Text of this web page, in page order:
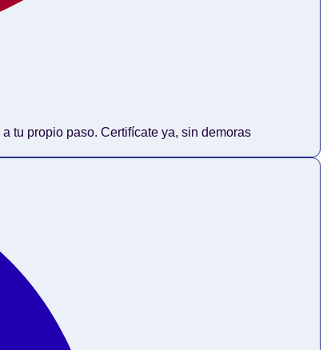
tu propio paso. Certifícate ya, sin demoras